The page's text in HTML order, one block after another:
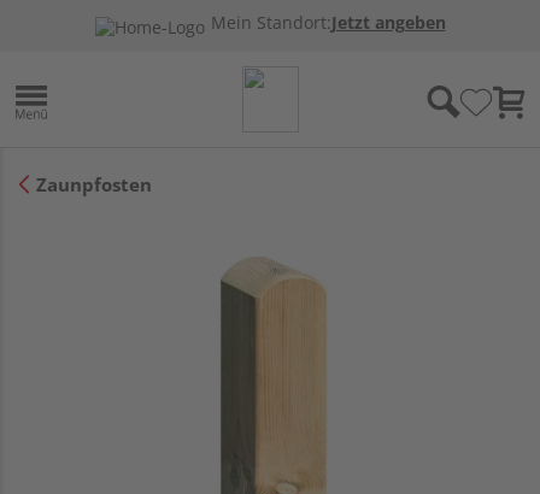
Mein Standort:Jetzt angeben
Zaunpfosten